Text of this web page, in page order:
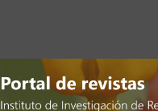
y algunas notas